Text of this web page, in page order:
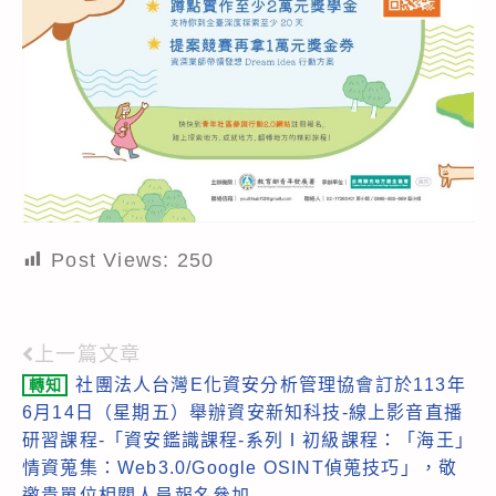
Post Views: 250
Read
more
articles
上一篇文章
轉知
社團法人台灣E化資安分析管理協會訂於113年
6月14日（星期五）舉辦資安新知科技-線上影音直播
研習課程-「資安鑑識課程-系列Ⅰ初級課程：「海王」
情資蒐集：Web3.0/Google OSINT偵蒐技巧」，敬